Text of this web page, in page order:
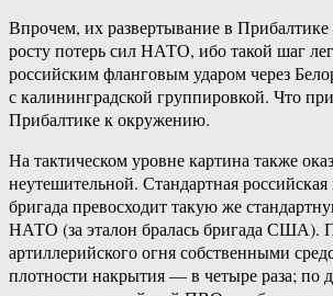
Впрочем, их развертывание в Прибалтике
росту потерь сил НАТО, ибо такой шаг
российским фланговым ударом через
с калининградской группировкой. Что
Прибалтике к окружению.
На тактическом уровне картина также
неутешительной. Стандартная
бригада превосходит такую же
НАТО (за эталон бралась бригада США).
артиллерийского огня собственными
плотности накрытия — в четыре раза; по